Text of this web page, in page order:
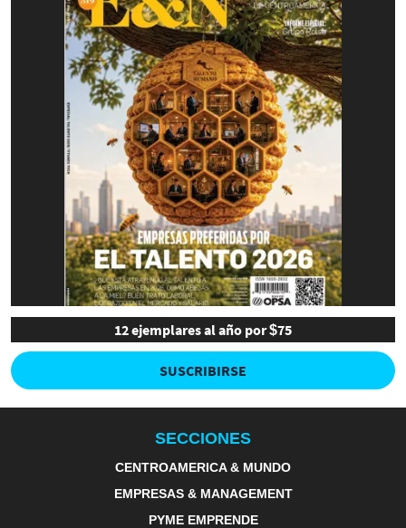
12 ejemplares al año por $75
SUSCRIBIRSE
SECCIONES
CENTROAMERICA & MUNDO
EMPRESAS & MANAGEMENT
PYME EMPRENDE